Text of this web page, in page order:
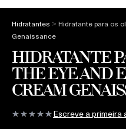
Hidratantes > Hidratante para os
Genaissance
HIDRATANTE
THE EYE AND
CREAM
Escreve a primeira